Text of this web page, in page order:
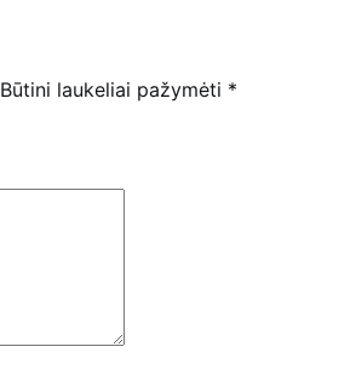
Būtini laukeliai pažymėti *